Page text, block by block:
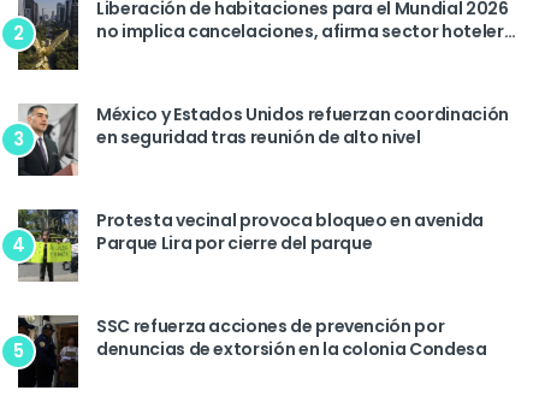
2
Liberación de habitaciones para el Mundial 2026
no implica cancelaciones, afirma sector hotelero
3
México y Estados Unidos refuerzan coordinación
en seguridad tras reunión de alto nivel
4
Protesta vecinal provoca bloqueo en avenida
Parque Lira por cierre del parque
5
SSC refuerza acciones de prevención por
denuncias de extorsión en la colonia Condesa